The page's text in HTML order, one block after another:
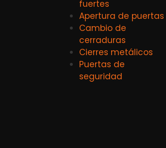
fuertes
Apertura de puertas
Cambio de
cerraduras
Cierres metálicos
Puertas de
seguridad